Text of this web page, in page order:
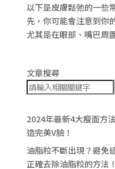
以下是皮膚鬆弛的一些
先，你可能會注意到你
尤其是在眼部、嘴巴周
文章搜尋
2024年最新4大瘦面方
造完美V臉！
油脂粒不斷出現？避免
正確去除油脂粒的方法！